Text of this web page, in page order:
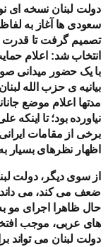
دولت لبنان نسخه ای
سعودی ها آغاز به
تصمیم گرفت تا قدرت
انتخاب شد: اعلام
با یک حضور میدانی
بیانیه ی حزب الله
مدتها اعلام موضع
نیاورده بود؛ تا
برخی از مقامات
اظهار نظرهای بسیار
از سوی دیگر، دولت
ضعف می کند، می داند
حال ظاهرا اجرای مو
های عربی، موجب
دولت لبنان می تواند